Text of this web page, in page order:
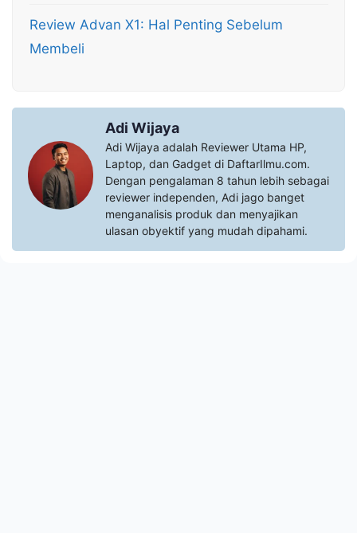
Review Advan X1: Hal Penting Sebelum
Membeli
Adi Wijaya
Adi Wijaya adalah Reviewer Utama HP,
Laptop, dan Gadget di DaftarIlmu.com.
Dengan pengalaman 8 tahun lebih sebagai
reviewer independen, Adi jago banget
menganalisis produk dan menyajikan
ulasan obyektif yang mudah dipahami.